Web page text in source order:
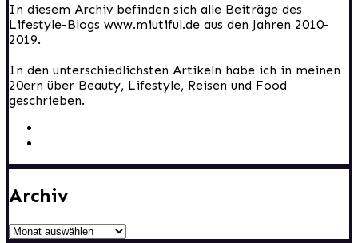
In diesem Archiv befinden sich alle Beiträge des
Lifestyle-Blogs www.miutiful.de aus den Jahren 2010-
2019.
In den unterschiedlichsten Artikeln habe ich in meinen
20ern über Beauty, Lifestyle, Reisen und Food
geschrieben.
Archiv
Archiv